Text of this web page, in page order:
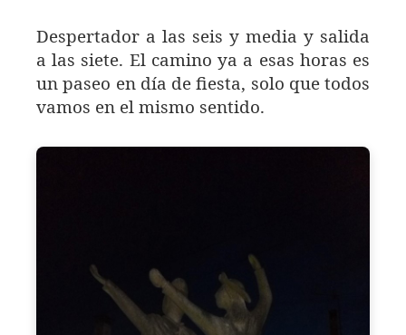
Despertador a las seis y media y salida
a las siete. El camino ya a esas horas es
un paseo en día de fiesta, solo que todos
vamos en el mismo sentido.